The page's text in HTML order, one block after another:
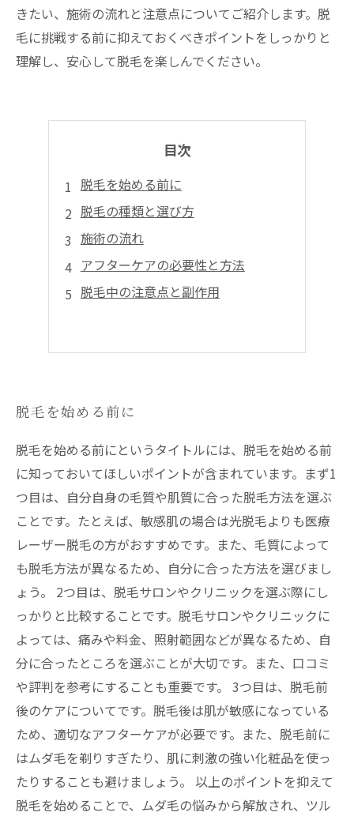
きたい、施術の流れと注意点についてご紹介します。脱
毛に挑戦する前に抑えておくべきポイントをしっかりと
理解し、安心して脱毛を楽しんでください。
目次
脱毛を始める前に
脱毛の種類と選び方
施術の流れ
アフターケアの必要性と方法
脱毛中の注意点と副作用
脱毛を始める前に
脱毛を始める前にというタイトルには、脱毛を始める前
に知っておいてほしいポイントが含まれています。まず1
つ目は、自分自身の毛質や肌質に合った脱毛方法を選ぶ
ことです。たとえば、敏感肌の場合は光脱毛よりも医療
レーザー脱毛の方がおすすめです。また、毛質によって
も脱毛方法が異なるため、自分に合った方法を選びまし
ょう。 2つ目は、脱毛サロンやクリニックを選ぶ際にし
っかりと比較することです。脱毛サロンやクリニックに
よっては、痛みや料金、照射範囲などが異なるため、自
分に合ったところを選ぶことが大切です。また、口コミ
や評判を参考にすることも重要です。 3つ目は、脱毛前
後のケアについてです。脱毛後は肌が敏感になっている
ため、適切なアフターケアが必要です。また、脱毛前に
はムダ毛を剃りすぎたり、肌に刺激の強い化粧品を使っ
たりすることも避けましょう。 以上のポイントを抑えて
脱毛を始めることで、ムダ毛の悩みから解放され、ツル